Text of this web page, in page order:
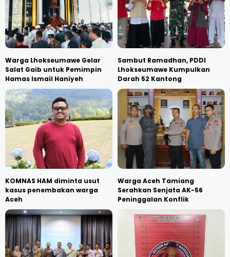
Warga Lhokseumawe Gelar
Salat Gaib untuk Pemimpin
Hamas Ismail Haniyeh
Sambut Ramadhan, PDDI
Lhokseumawe Kumpulkan
Darah 52 Kantong
KOMNAS HAM diminta usut
kasus penembakan warga
Aceh
Warga Aceh Tamiang
Serahkan Senjata AK-56
Peninggalan Konflik